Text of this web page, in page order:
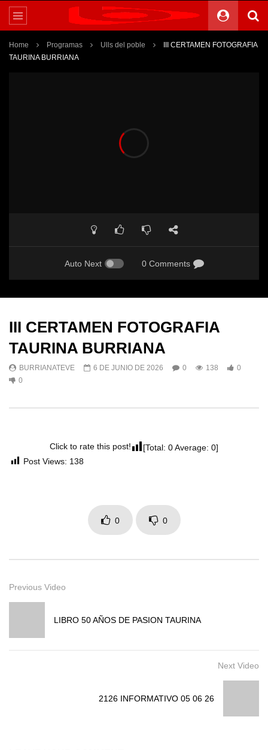
Home Programas Ulls del poble
III CERTAMEN FOTOGRAFIA
TAURINA BURRIANA
Auto Next 0 Comments
III CERTAMEN FOTOGRAFIA
TAURINA BURRIANA
BURRIANATEVE 6 DE JUNIO DE 2026 0 138
0
0
Click to rate this post! [Total: 0Average: 0]
Post Views: 138
0 0
Previous Video
LIBRO 50 AÑOS DE PASION TAURINA
Next Video
2126 INFORMATIVO 05 06 26